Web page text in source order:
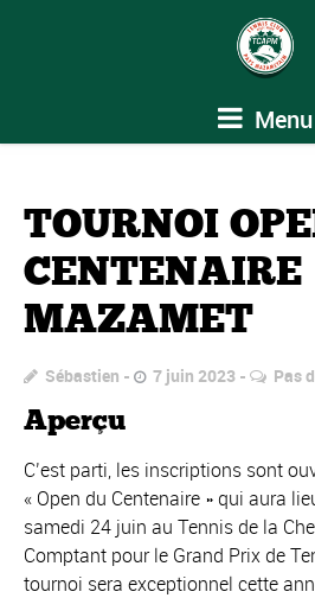
Menu
TOURNOI
CENTENAIRE
MAZAMET
Sébastien 7 juin 2023 Pas
Aperçu
C’est parti, les inscriptions sont
« Open du Centenaire » qui aura
samedi 24 juin au Tennis de la
Comptant pour le Grand Prix de
tournoi sera exceptionnel cette